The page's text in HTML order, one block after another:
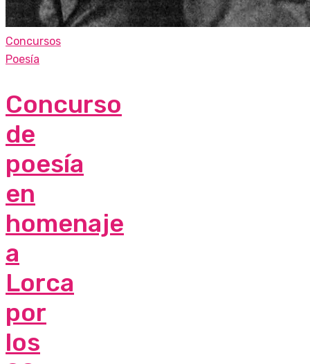
Concursos
Poesía
Concurso
de
poesía
en
homenaje
a
Lorca
por
los